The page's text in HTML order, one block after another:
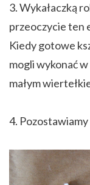
3. Wykałaczką
przeoczycie ten
Kiedy gotowe
mogli wykonać
małym
4.